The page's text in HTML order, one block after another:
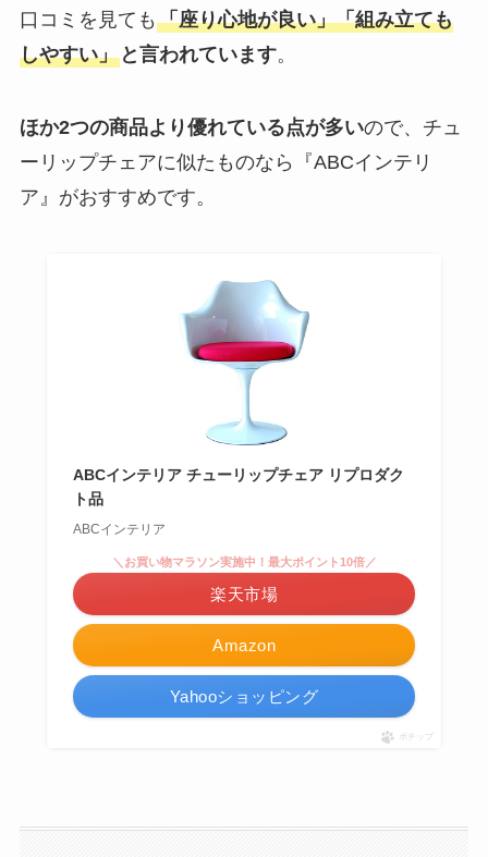
口コミを見ても 「座り心地が良い」「組み立ても
しやすい」と言われています。
ほか2つの商品より優れている点が多いので、チュ
ーリップチェアに似たものなら『ABCインテリ
ア』がおすすめです。
ABCインテリア チューリップチェア リプロダク
ト品
ABCインテリア
Amazon
＼お買い物マラソン実施中！最大ポイント10倍／
楽天市場
Yahooショッピング
ポチップ